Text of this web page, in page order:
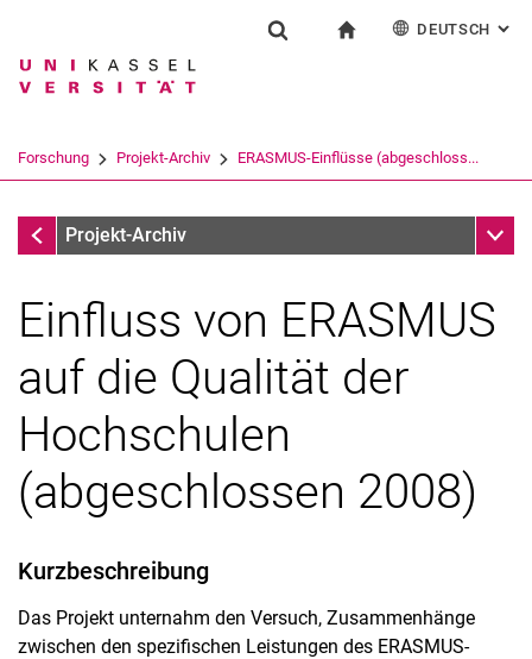
Springe direkt zu: Inhalt
Springe direkt zu: Suche
Springe direkt zu:
Suchbegriff
Suchen (öffnet externen Link in einem
DEUTSCH :
Forschung Projekt-Archiv ERASMUS-Einflüsse (abgeschloss...
Projekt-Archiv
Projekt-Archiv
Einfluss von ERASMUS
auf die Qualität der
Hochschulen
(abgeschlossen 2008)
Kurzbeschreibung
Das Projekt unternahm den Versuch, Zusammenhänge
zwischen den spezifischen Leistungen des ERASMUS-